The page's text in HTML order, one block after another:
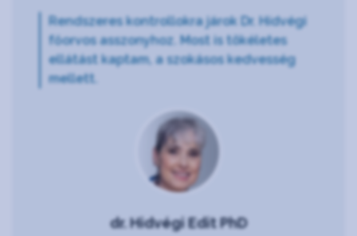
Rendszeres kontrollokra járok Dr. Hídvégi
főorvos asszonyhoz. Most is tökéletes
ellátást kaptam, a szokásos kedvesség
mellett.
dr. Hidvégi Edit PhD